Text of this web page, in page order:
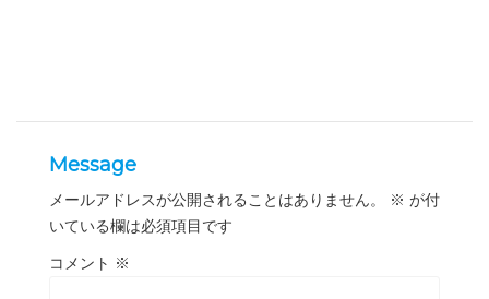
Message
メールアドレスが公開されることはありません。 ※ が付
いている欄は必須項目です
コメント ※